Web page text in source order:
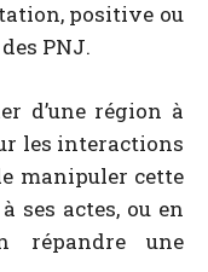
positive ou
PNJ.
d’une région à
les interactions
manipuler cette
ses actes, ou en
répandre une